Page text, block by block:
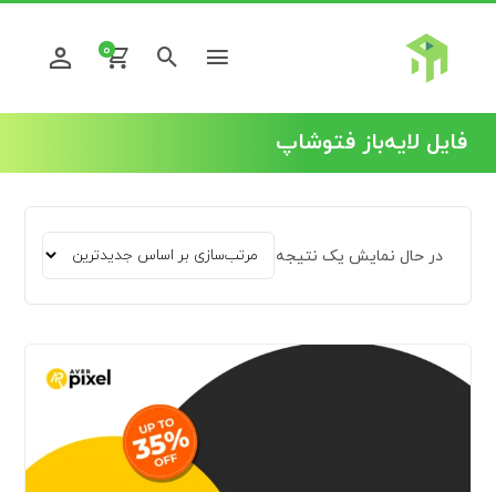
0
فایل لایه‌باز فتوشاپ
در حال نمایش یک نتیجه